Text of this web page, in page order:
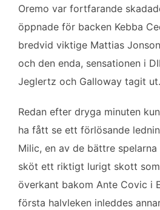
k
n
Oremo var fortfarande
öppnade för backen Kebba
bredvid viktige Mattias
och den enda, sensationen i
Jeglertz och Galloway tagit ut.
Redan efter dryga minuten
ha fått se ett förlösande
Milic, en av de bättre
sköt ett riktigt lurigt skott
överkant bakom Ante Covic i
första halvleken inleddes